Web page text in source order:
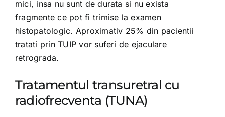
mici, insa nu sunt de durata si nu exista
fragmente ce pot fi trimise la examen
histopatologic. Aproximativ 25% din pacientii
tratati prin TUIP vor suferi de ejaculare
retrograda.
Tratamentul transuretral cu
radiofrecventa (TUNA)